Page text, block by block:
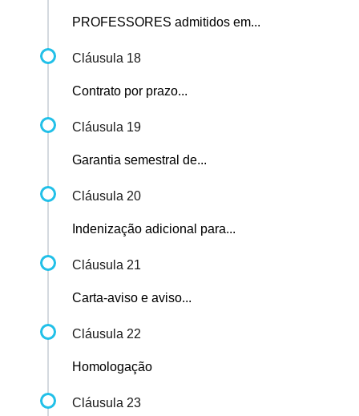
PROFESSORES admitidos em...
Cláusula 18
Contrato por prazo...
Cláusula 19
Garantia semestral de...
Cláusula 20
Indenização adicional para...
Cláusula 21
Carta-aviso e aviso...
Cláusula 22
Homologação
Cláusula 23